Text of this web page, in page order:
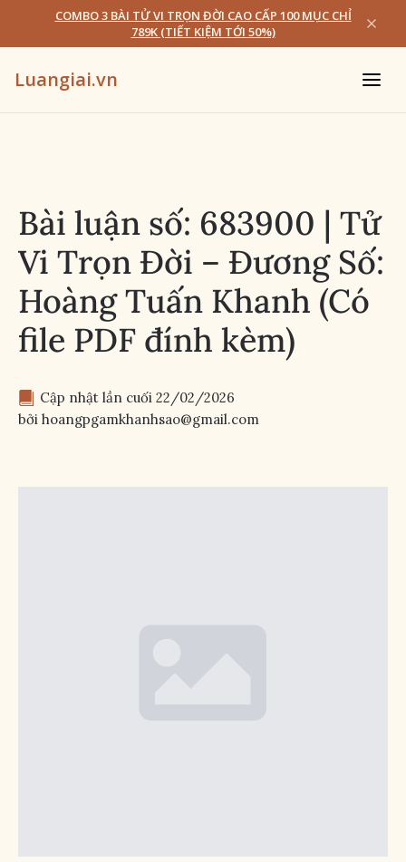
COMBO 3 BÀI TỬ VI TRỌN ĐỜI CAO CẤP 100 MỤC CHỈ
789K (TIẾT KIỆM TỚI 50%)
Luangiai.vn
Bài luận số: 683900 | Tử
Vi Trọn Đời – Đương Số:
Hoàng Tuấn Khanh (Có
file PDF đính kèm)
Cập nhật lần cuối 22/02/2026
bởi hoangpgamkhanhsao@gmail.com